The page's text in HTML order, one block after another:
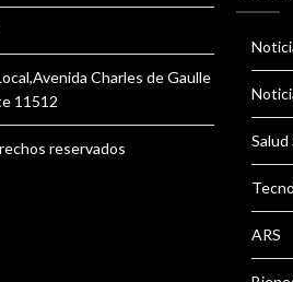
Charles de Gaulle
11512
reservados Salud
ARS